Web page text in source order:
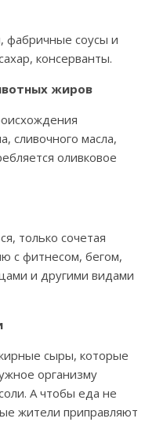
фабричные соусы и
консерванты.
жиров
сливочного масла,
оливковое
только сочетая
с фитнесом, бегом,
и другими видами
сыры, которые
организму
А чтобы еда не
жители приправляют